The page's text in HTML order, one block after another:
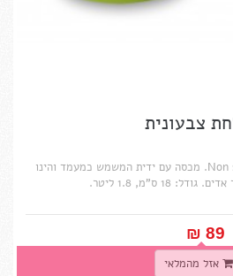
צבעונית
סיר יציקה. בעלת ציפוי Non stick. מכסה עם ידית המשמש כמעמד והינו
18 ס"מ, 1.8 ליטר.
89 ₪‎
אזל מהמלאי